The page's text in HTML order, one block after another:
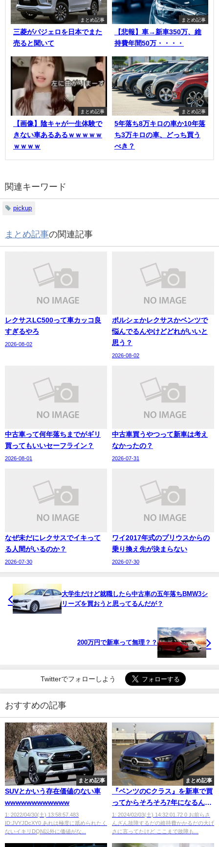
まとめ記事
三菱がパジェロを日本でまた
売ると聞いて
まとめ記事
【悲報】車→新車350万、維
持費年間50万・・・・
まとめ記事
【画像】陰キャが一生体験で
きない車あるあるｗｗｗｗｗ
ｗｗｗｗ
まとめ記事
5年落ち8万キロの車か10年落
ち3万キロの車、どっち買う
べき？
関連キーワード
pickup
まとめ記事の関連記事
レクサスLC500って車カッコ良
すぎるやろ
2026-08-02
ポルシェかレクサスかベンツで
悩んでるんやけどどれがいいと
思う？
2026-08-02
中古車って何年落ちまでがギリ
買ってもいいセーフライン？
2026-08-01
中古車買うやつって新車は考え
なかったの？
2026-07-31
なぜ未だにレクサスでイキって
る人間がいるのか？
2026-07-30
ワイ2017年式のプリウスからの
乗り換え先が決まらない
2026-07-30
大学生だけど就職したら中古車の五年落ちBMW3シ
リーズを買おうと思ってるんだが？
200万円で新車って無理？？
Twitterでフォローしよう
おすすめの記事
まとめ記事
SUVとかいう存在価値のない車
wwwwwwwwwwww
1: 2022/04/30(土) 13:58:57.483
ID:JVYJDcXY0 あれは極度に舐められたく
ないイキリDQN以外に価値がな...
まとめ記事
『ベンツのCクラス』を新車で買
ってからそろそろ7年になるんだ
けど・・・
1: 2024/02/03(土) 14:32:01.72 0 お前らさ
んざん故障するだの維持費かかるだの大げ
さに言ってたけど ここまで故障も...